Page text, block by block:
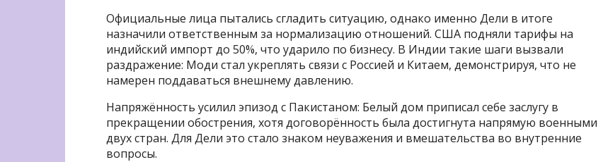
Официальные лица пытались сгладить ситуацию, однако именно Дели в итоге
назначили ответственным за нормализацию отношений. США подняли тарифы на
индийский импорт до 50%, что ударило по бизнесу. В Индии такие шаги вызвали
раздражение: Моди стал укреплять связи с Россией и Китаем, демонстрируя, что не
намерен поддаваться внешнему давлению.
Напряжённость усилил эпизод с Пакистаном: Белый дом приписал себе заслугу в
прекращении обострения, хотя договорённость была достигнута напрямую военными
двух стран. Для Дели это стало знаком неуважения и вмешательства во внутренние
вопросы.